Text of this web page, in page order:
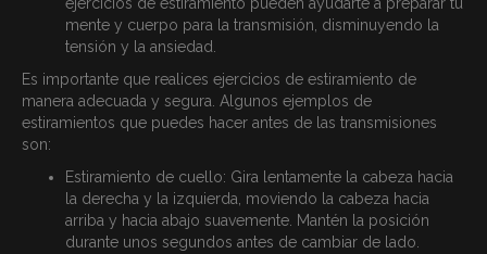
ejercicios de estiramiento pueden ayudarte a preparar tu
mente y cuerpo para la transmisión, disminuyendo la
tensión y la ansiedad.
Es importante que realices ejercicios de estiramiento de
manera adecuada y segura. Algunos ejemplos de
estiramientos que puedes hacer antes de las transmisiones
son:
Estiramiento de cuello: Gira lentamente la cabeza hacia
la derecha y la izquierda, moviendo la cabeza hacia
arriba y hacia abajo suavemente. Mantén la posición
durante unos segundos antes de cambiar de lado.